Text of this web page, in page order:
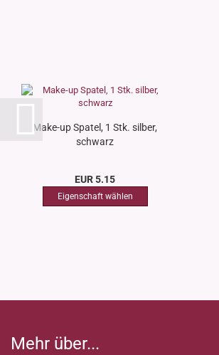
Make-up Spatel, 1 Stk. silber,
schwarz
EUR 5.15
Mehr über...